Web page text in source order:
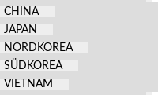
CHINA
JAPAN
NORDKOREA
SÜDKOREA
VIETNAM